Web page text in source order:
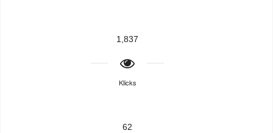
1,837
Klicks
62